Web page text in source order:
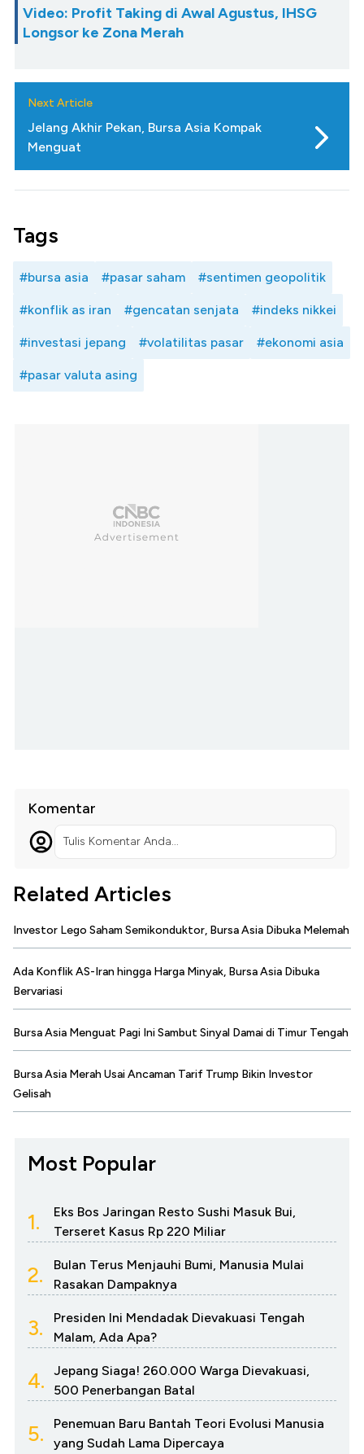
Video: Profit Taking di Awal Agustus, IHSG
Longsor ke Zona Merah
Next Article
Jelang Akhir Pekan, Bursa Asia Kompak
Menguat
Tags
#bursa asia #pasar saham #sentimen geopolitik
#konflik as iran #gencatan senjata #indeks nikkei
#investasi jepang #volatilitas pasar #ekonomi asia
#pasar valuta asing
Komentar
Tulis Komentar Anda...
Related Articles
Investor Lego Saham Semikonduktor, Bursa Asia Dibuka Melemah
Ada Konflik AS-Iran hingga Harga Minyak, Bursa Asia Dibuka
Bervariasi
Bursa Asia Menguat Pagi Ini Sambut Sinyal Damai di Timur Tengah
Bursa Asia Merah Usai Ancaman Tarif Trump Bikin Investor
Gelisah
Most Popular
1.
Eks Bos Jaringan Resto Sushi Masuk Bui,
Terseret Kasus Rp 220 Miliar
2.
Bulan Terus Menjauhi Bumi, Manusia Mulai
Rasakan Dampaknya
3.
Presiden Ini Mendadak Dievakuasi Tengah
Malam, Ada Apa?
4.
Jepang Siaga! 260.000 Warga Dievakuasi,
500 Penerbangan Batal
5.
Penemuan Baru Bantah Teori Evolusi Manusia
yang Sudah Lama Dipercaya